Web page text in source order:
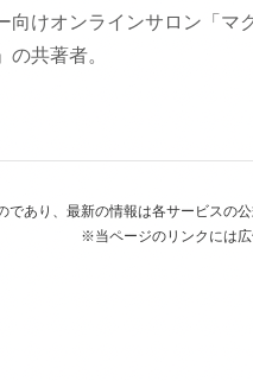
向けオンラインサロン「マ
共著者。
あり、最新の情報は各サービスの公
※当ページのリンクには広